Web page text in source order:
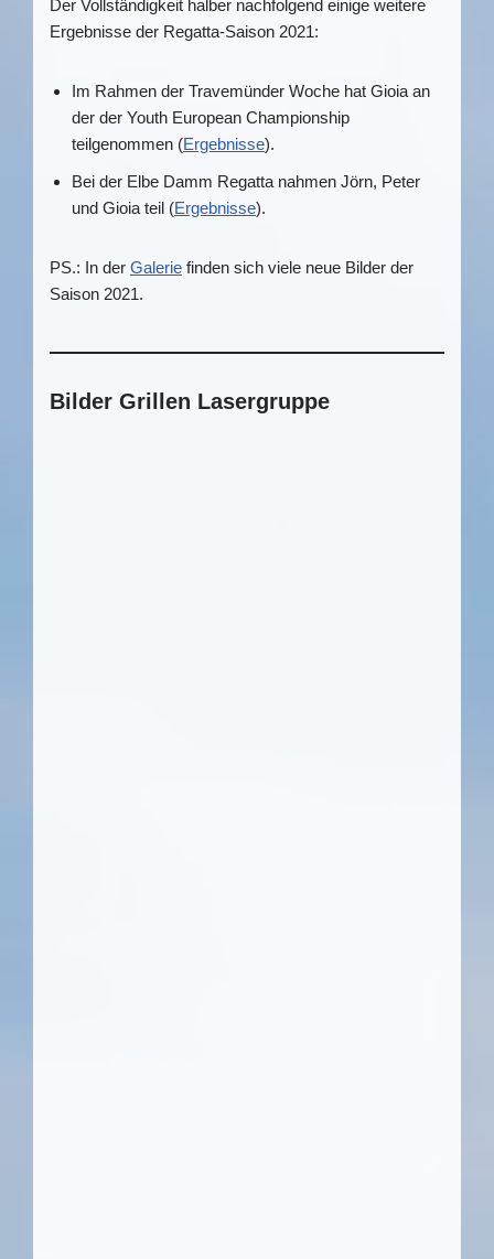
Der Vollständigkeit halber nachfolgend einige weitere
Ergebnisse der Regatta-Saison 2021:
Im Rahmen der Travemünder Woche hat Gioia an
der der Youth European Championship
teilgenommen (Ergebnisse).
Bei der Elbe Damm Regatta nahmen Jörn, Peter
und Gioia teil (Ergebnisse).
PS.: In der Galerie finden sich viele neue Bilder der
Saison 2021.
Bilder Grillen Lasergruppe